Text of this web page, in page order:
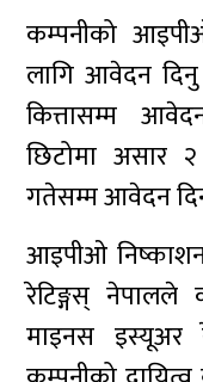
कम्पनीको
लागि आवेदन
कित्तासम्म
छिटोमा असार
गतेसम्म आवेदन
आइपीओ
रेटिङ्गस्
माइनस इस्यूअर